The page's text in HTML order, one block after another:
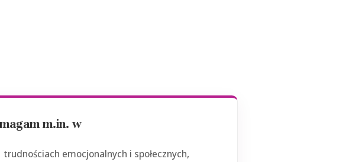
m.in. w
trudnościach emocjonalnych i społecznych,